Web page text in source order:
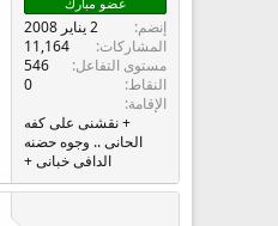
إنضم
2 يناير 2008
المشاركات
11,164
مستوى التفاعل
546
النقاط
0
الإقامة
+ نقشنى على كفه
الحانى .. وجوه حضنه
الدافى خبانى +